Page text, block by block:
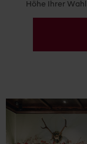
Höhe Ihrer